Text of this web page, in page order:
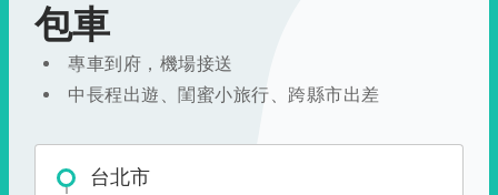
包車
專車到府，機場接送
中長程出遊、閨蜜小旅行、跨縣市出差
台北市